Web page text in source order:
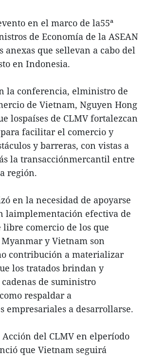
en el marco de la55ª
de Economía de la ASEAN
anexas que sellevan a cabo del
en Indonesia.
la conferencia, elministro de
de Vietnam, Nguyen Hong
lospaíses de CLMV fortalezcan
facilitar el comercio y
y barreras, con vistas a
la transacciónmercantil entre
región.
en la necesidad de apoyarse
laimplementación efectiva de
libre comercio de los que
Myanmar y Vietnam son
contribución a materializar
los tratados brindan y
de suministro
respaldar a
empresariales a desarrollarse.
del CLMV en elperíodo
que Vietnam seguirá